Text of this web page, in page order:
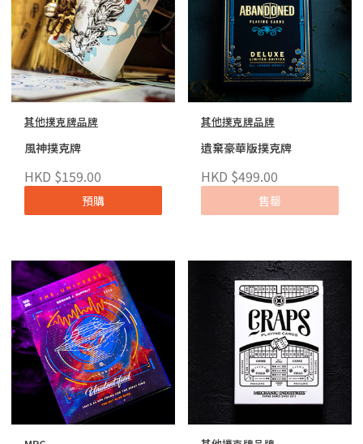
其他撲克牌品牌
風神撲克牌
HKD $159.00
預購
其他撲克牌品牌
遺棄豪華版撲克牌
HKD $499.00
售罄